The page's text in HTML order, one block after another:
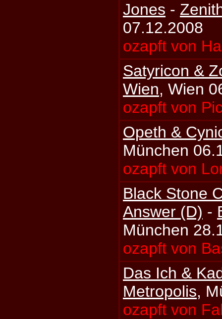
Jones -
07.12.2008
ozapft von
Satyricon &
Wien, Wien
ozapft von
Opeth &
München
ozapft von
Black Stone
Answer (D) -
München
ozapft von
Das Ich &
Metropolis,
ozapft von